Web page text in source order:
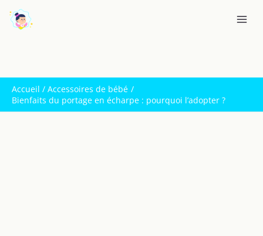
Accueil
Accessoires de bébé
Bienfaits du portage en écharpe : pourquoi l’adopter ?
e
r
c